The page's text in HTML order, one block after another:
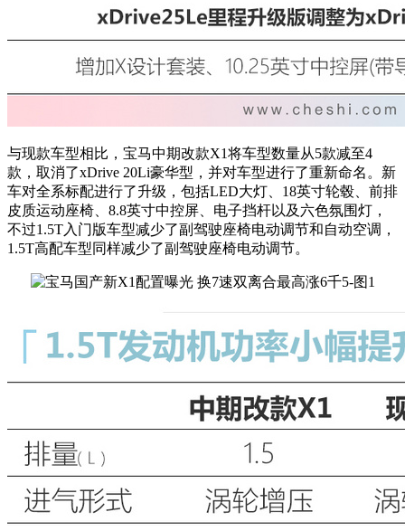
与现款车型相比，宝马中期改款X1将车型数量从5款减至4
款，取消了xDrive 20Li豪华型， 并对车型进行了重新命名。新
车对全系标配进行了升级，包括LED大灯、 18英寸轮毂、 前排
皮质运动座椅、8.8英寸中控屏、电子挡杆以及六色氛围灯，
不过1.5T入门版车型减少了副驾驶座椅电动调节和自动空调，
1.5T高配车型同样减少了副驾驶座椅电动调节。